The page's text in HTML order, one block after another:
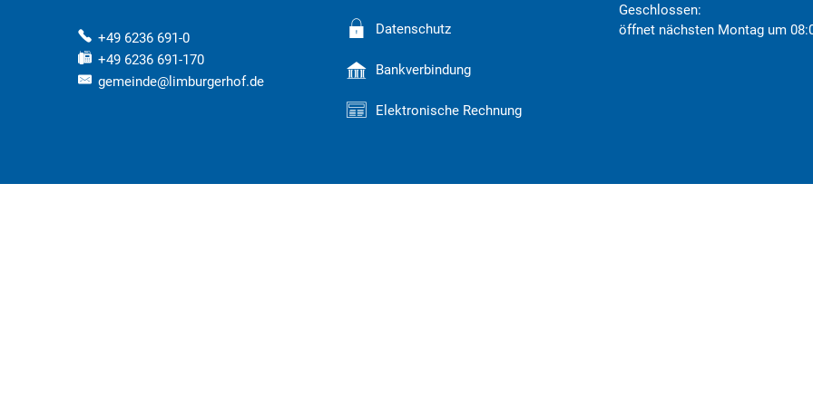
+49 6236 691-0
+49 6236 691-170
gemeinde@limburgerhof.de
Datenschutz
Bankverbindung
Elektronische Rechnung
Klicken, um weitere Öffnungs-
Geschlossen:
öffnet nächsten Montag um